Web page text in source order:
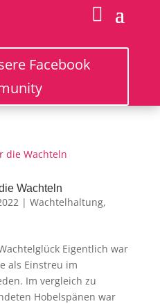
Facebook
Wachteln
| Wachtelhaltung,
Eigentlich war
als Einstreu im
Im vergleich zu
Hobelspänen war